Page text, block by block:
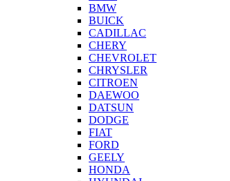
BMW
BUICK
CADILLAC
CHERY
CHEVROLET
CHRYSLER
CITROEN
DAEWOO
DATSUN
DODGE
FIAT
FORD
GEELY
HONDA